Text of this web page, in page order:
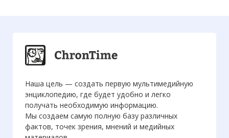
Наша цель — создать первую мультимедийную
энциклопедию, где будет удобно и легко
получать необходимую информацию.
Мы создаем самую полную базу различных
фактов, точек зрения, мнений и медийных